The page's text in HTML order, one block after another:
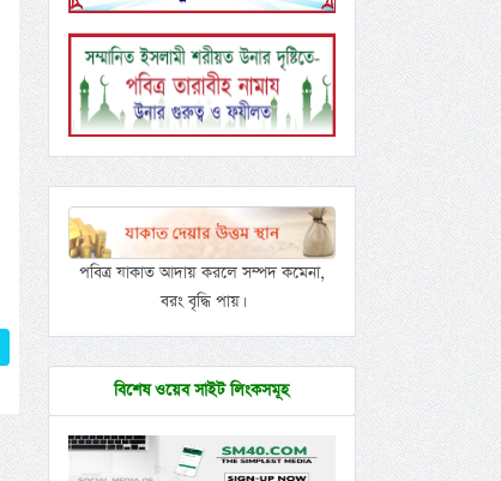
পবিত্র যাকাত আদায় করলে সম্পদ কমেনা,
বরং বৃদ্ধি পায়।
বিশেষ ওয়েব সাইট লিংকসমূহ